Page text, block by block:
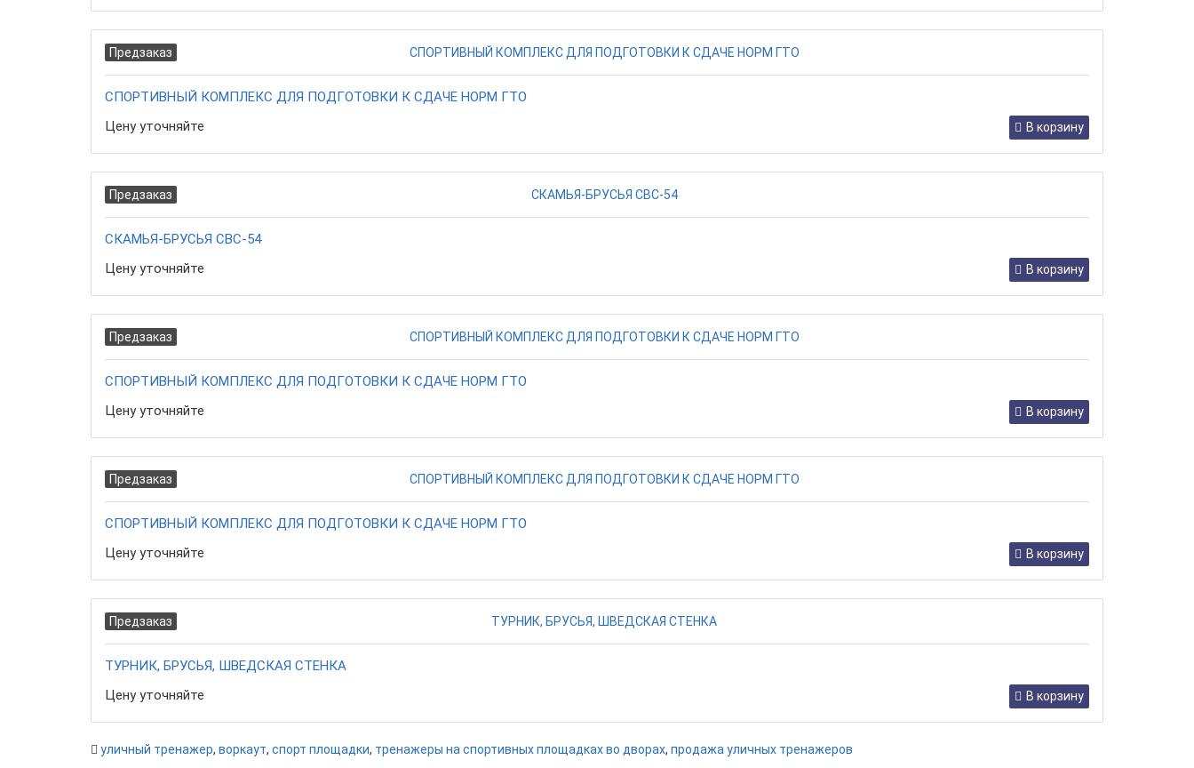
Предзаказ
СПОРТИВНЫЙ КОМПЛЕКС ДЛЯ ПОДГОТОВКИ К СДАЧЕ НОРМ ГТО
Цену уточняйте
В корзину
Предзаказ
СКАМЬЯ-БРУСЬЯ СВС-54
Цену уточняйте
В корзину
Предзаказ
СПОРТИВНЫЙ КОМПЛЕКС ДЛЯ ПОДГОТОВКИ К СДАЧЕ НОРМ ГТО
Цену уточняйте
В корзину
Предзаказ
СПОРТИВНЫЙ КОМПЛЕКС ДЛЯ ПОДГОТОВКИ К СДАЧЕ НОРМ ГТО
Цену уточняйте
В корзину
Предзаказ
ТУРНИК, БРУСЬЯ, ШВЕДСКАЯ СТЕНКА
Цену уточняйте
В корзину
уличный тренажер, воркаут, спорт площадки, тренажеры на спортивных площадках во дворах, продажа уличных тренажеров